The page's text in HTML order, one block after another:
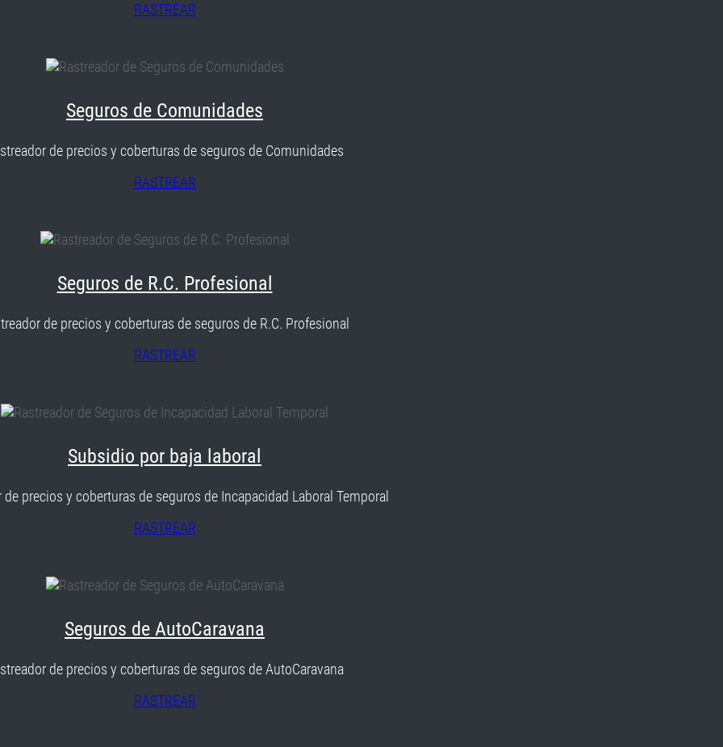
RASTREAR
Seguros de Comunidades
de precios y coberturas de seguros de Comunidades
RASTREAR
Seguros de R.C. Profesional
de precios y coberturas de seguros de R.C. Profesional
RASTREAR
Subsidio por baja laboral
de precios y coberturas de seguros de Incapacidad Laboral Temporal
RASTREAR
Seguros de AutoCaravana
de precios y coberturas de seguros de AutoCaravana
RASTREAR